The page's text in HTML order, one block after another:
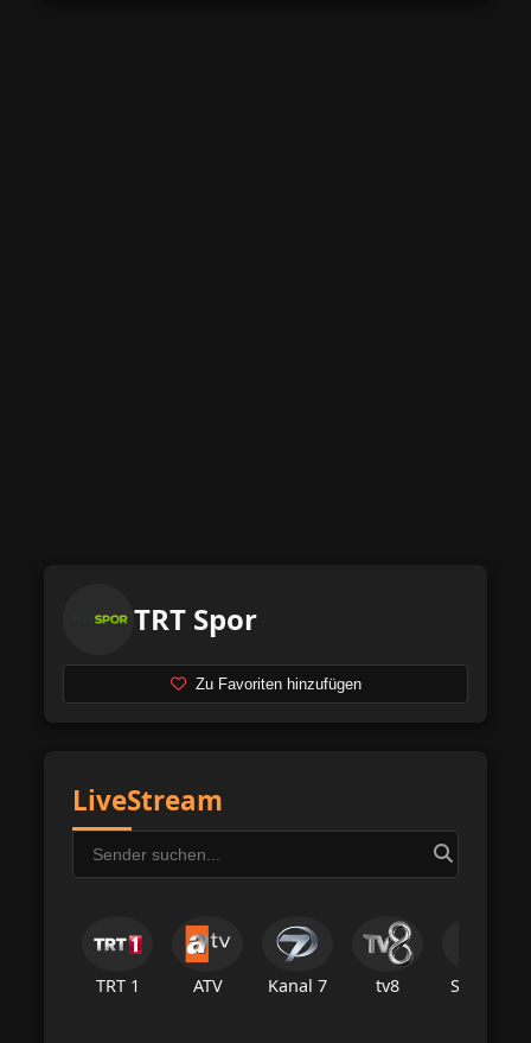
TRT Spor
Zu Favoriten hinzufügen
LiveStream
TRT 1 ATV Kanal 7 tv8 Star Tv